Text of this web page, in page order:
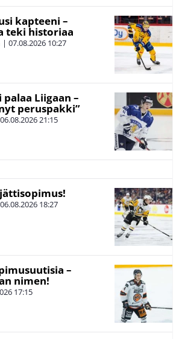
kapteeni –
teki historiaa
| 07.08.2026 10:27
Liigaan –
peruspakki”
06.08.202621:15
06.08.2026 18:27
–
nimen!
17:15